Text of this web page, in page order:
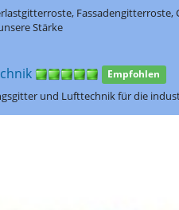
Stärke
Empfohlen
und Lufttechnik für die